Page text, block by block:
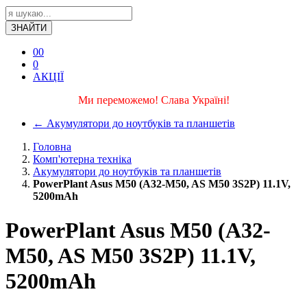
ЗНАЙТИ
00
0
АКЦІЇ
Ми переможемо! Слава Україні!
← Акумулятори до ноутбуків та планшетів
Головна
Комп'ютерна техніка
Акумулятори до ноутбуків та планшетів
PowerPlant Asus M50 (A32-M50, AS M50 3S2P) 11.1V,
5200mAh
PowerPlant Asus M50 (A32-
M50, AS M50 3S2P) 11.1V,
5200mAh